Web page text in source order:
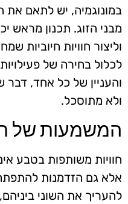
במונוגמיה, יש לתאם את
מבני הזוג. תכנון מראש
וליצור חוויות חיוביות
לכלול בחירה של
והעניין של כל אחד,
ולא מתוסכל.
המשמעות של
חוויות משותפות בטבע
אלא גם הזדמנות
להעריך את השוני